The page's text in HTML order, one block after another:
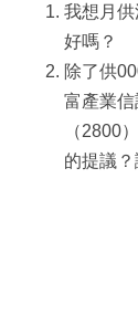
我想月
好嗎？
除了供
富產業
（2800
的提議？